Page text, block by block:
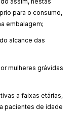
para o consumo,
embalagem;
alcance das
mulheres grávidas
a faixas etárias,
pacientes de idade